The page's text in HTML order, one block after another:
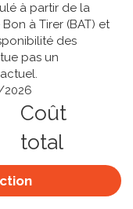
à partir de la
à Tirer (BAT) et
des
pas un
2026
Coût
total